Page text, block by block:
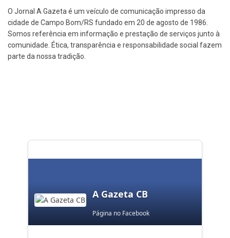
O Jornal A Gazeta é um veículo de comunicação impresso da
cidade de Campo Bom/RS fundado em 20 de agosto de 1986.
Somos referência em informação e prestação de serviços junto à
comunidade. Ética, transparência e responsabilidade social fazem
parte da nossa tradição.
A Gazeta CB
Página no Facebook